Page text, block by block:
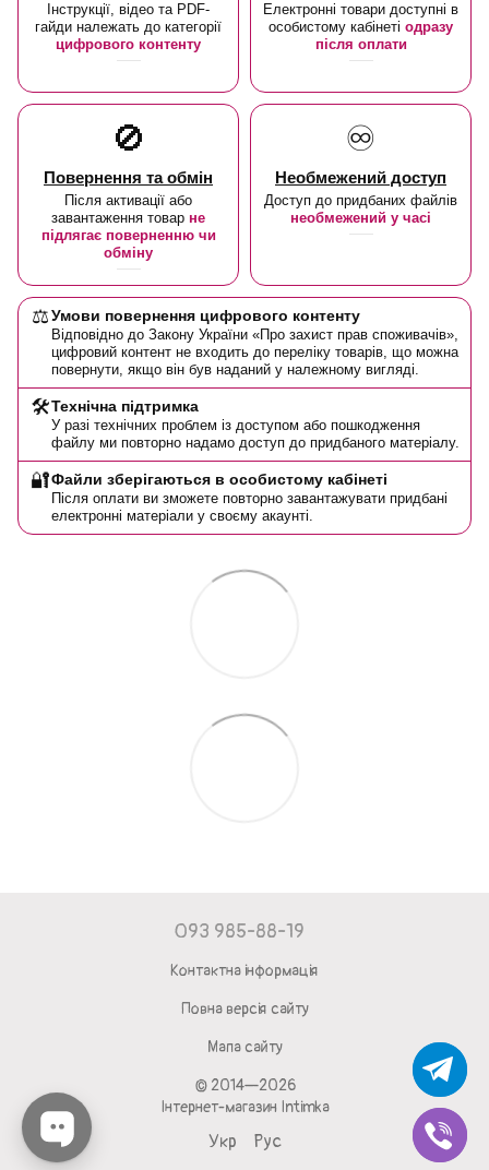
Інструкції, відео та PDF-
гайди належать до категорії
цифрового контенту
Електронні товари доступні в
особистому кабінеті одразу
після оплати
🚫
Повернення та обмін
Після активації або
завантаження товар не
підлягає поверненню чи
обміну
♾️
Необмежений доступ
Доступ до придбаних файлів
необмежений у часі
⚖️Умови повернення цифрового контенту
Відповідно до Закону України «Про захист прав споживачів»,
цифровий контент не входить до переліку товарів, що можна
повернути, якщо він був наданий у належному вигляді.
🛠️Технічна підтримка
У разі технічних проблем із доступом або пошкодження
файлу ми повторно надамо доступ до придбаного матеріалу.
🔐Файли зберігаються в особистому кабінеті
Після оплати ви зможете повторно завантажувати придбані
електронні матеріали у своєму акаунті.
093 985-88-19
Контактна інформація
Повна версія сайту
Мапа сайту
© 2014—2026
Інтернет-магазин Intimka
Укр Рус